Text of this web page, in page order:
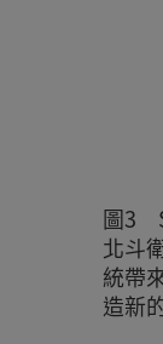
圖3
北斗
統帶
造新